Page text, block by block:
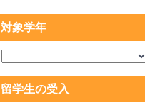
対象学年
留学生の受入